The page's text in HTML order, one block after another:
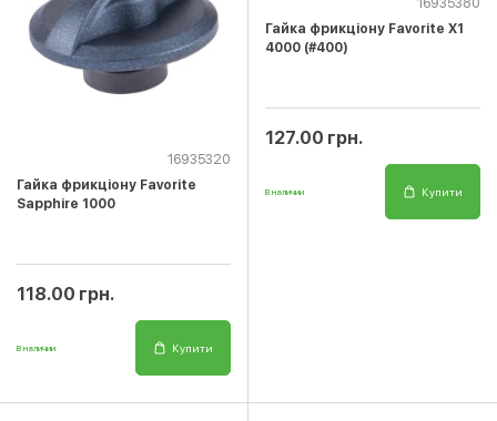
16935320
Гайка фрикціону Favorite
Sapphire 1000
118.00 грн.
В наличии Купити
Гайка фрикціону Favorite X1
4000 (#400)
127.00 грн.
В наличии Купити